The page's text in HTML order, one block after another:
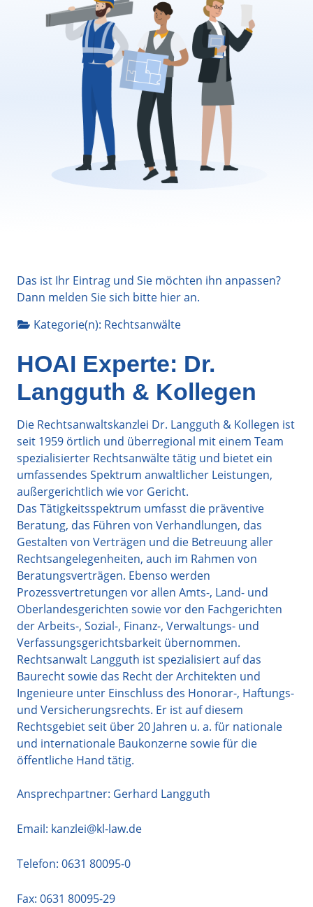
Das ist Ihr Eintrag und Sie möchten ihn anpassen?
Dann melden Sie sich bitte hieran.
Kategorie(n): Rechtsanwälte
HOAI Experte: Dr.
Langguth & Kollegen
Die Rechtsanwaltskanzlei Dr. Langguth & Kollegen ist
seit 1959 örtlich und überregional mit einem Team
spezialisierter Rechtsanwälte tätig und bietet ein
umfassendes Spektrum anwaltlicher Leistungen,
außergerichtlich wie vor Gericht.
Das Tätigkeitsspektrum umfasst die präventive
Beratung, das Führen von Verhandlungen, das
Gestalten von Verträgen und die Betreuung aller
Rechtsangelegenheiten, auch im Rahmen von
Beratungsverträgen. Ebenso werden
Prozessvertretungen vor allen Amts-, Land- und
Oberlandesgerichten sowie vor den Fachgerichten
der Arbeits-, Sozial-, Finanz-, Verwaltungs- und
Verfassungsgerichtsbarkeit übernommen.
Rechtsanwalt Langguth ist spezialisiert auf das
Baurecht sowie das Recht der Architekten und
Ingenieure unter Einschluss des Honorar-, Haftungs-
und Versicherungsrechts. Er ist auf diesem
Rechtsgebiet seit über 20 Jahren u. a. für nationale
und internationale Baukonzerne sowie für die
öffentliche Hand tätig.
Ansprechpartner: Gerhard Langguth
Email: kanzlei@kl-law.de
Telefon: 0631 80095-0
Fax: 0631 80095-29